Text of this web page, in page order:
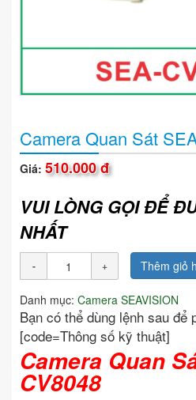
Camera Quan Sát
Giá: 510.000 đ
VUI LÒNG GỌI ĐỂ
NHẤT
Thêm giỏ
Danh mục: Camera SEAVISION
Bạn có thể dùng lệnh sau để
[code=Thông số kỹ thuật]
Camera Quan
CV8048